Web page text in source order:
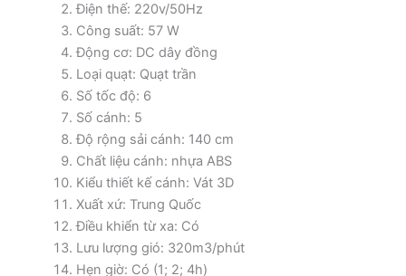
Điện thế: 220v/50Hz
Công suất: 57 W
Động cơ: DC dây đồng
Loại quạt: Quạt trần
Số tốc độ: 6
Số cánh: 5
Độ rộng sải cánh: 140 cm
Chất liệu cánh: nhựa ABS
Kiểu thiết kế cánh: Vát 3D
Xuất xứ: Trung Quốc
Điều khiển từ xa: Có
Lưu lượng gió: 320m3/phút
Hẹn giờ: Có (1; 2; 4h)